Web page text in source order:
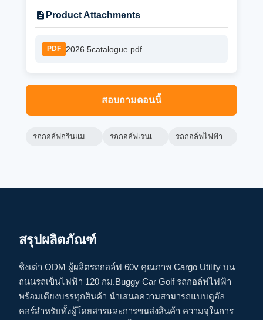
Product Attachments
PDF 2026.5catalogue.pdf
สอบถามตอนนี้
รถกอล์ฟกรีนแมชชีน รถกอล์ฟเรนเจอร์ รถกอล์ฟไฟฟ้า lsv
สรุปผลิตภัณฑ์
ชิงเต่า ODM ผู้ผลิตรถกอล์ฟ 60v คุณภาพ Cargo Utility บน
ถนนรถเข็นไฟฟ้า 120 กม.Buggy Car Golf รถกอล์ฟไฟฟ้า
พร้อมเตียงบรรทุกสินค้า นำเสนอความสามารถแบบดูอัล
คอร์สำหรับทั้งผู้โดยสารและการขนส่งสินค้า ความจุในการ